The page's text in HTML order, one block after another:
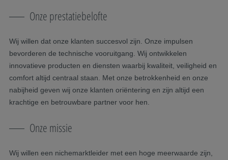
Onze prestatiebelofte
Wij willen dat onze klanten succesvol zijn. Onze impulsen
bevorderen de technische vooruitgang. Wij ontwikkelen
innovatieve producten en diensten waarbij kwaliteit, veiligheid en
comfort altijd centraal staan. Met onze betrokkenheid en onze
nabijheid geven wij onze klanten oriëntering en zijn altijd een
krachtige en betrouwbare partner voor hen.
Onze missie
Wij willen een nichemarktleider met een hoge meerwaarde zijn,